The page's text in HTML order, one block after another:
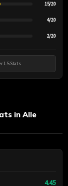
15/20
4/20
2/20
1.5 Stats
in Alle
4.45